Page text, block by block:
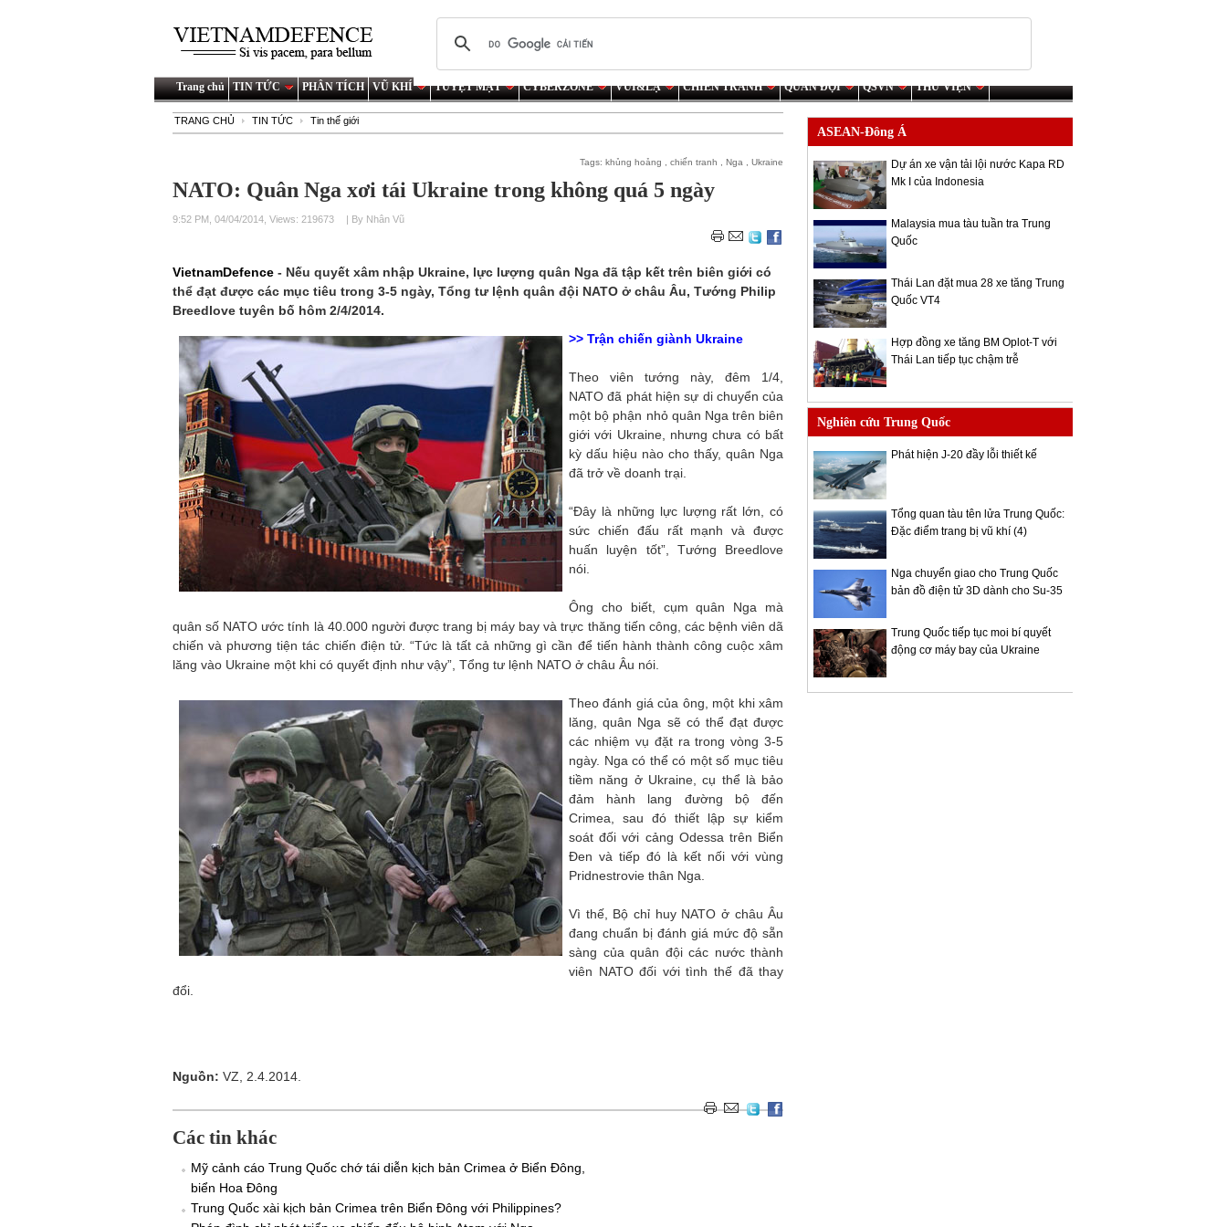
Trang chủ TIN TỨC PHÂN TÍCH VŨ KHÍ TUYỆT MẬT CYBERZONE VUI&LẠ CHIẾN TRANH QUÂN ĐỘI QSVN THƯ VIỆN
TRANG CHỦ TIN TỨC Tin thế giới
Tags:khủng hoảng ,chiến tranh ,Nga ,Ukraine
NATO: Quân Nga xơi tái Ukraine trong không quá 5 ngày
9:52 PM, 04/04/2014, Views: 219673 | By Nhân Vũ
VietnamDefence - Nếu quyết xâm nhập Ukraine, lực lượng quân Nga đã tập kết trên biên giới có
thể đạt được các mục tiêu trong 3-5 ngày, Tổng tư lệnh quân đội NATO ở châu Âu, Tướng Philip
Breedlove tuyên bố hôm 2/4/2014.
>> Trận chiến giành Ukraine
Theo viên tướng này, đêm 1/4,
NATO đã phát hiện sự di chuyển của
một bộ phận nhỏ quân Nga trên biên
giới với Ukraine, nhưng chưa có bất
kỳ dấu hiệu nào cho thấy, quân Nga
đã trở về doanh trại.
“Đây là những lực lượng rất lớn, có
sức chiến đấu rất mạnh và được
huấn luyện tốt”, Tướng Breedlove
nói.
Ông cho biết, cụm quân Nga mà
quân số NATO ước tính là 40.000 người được trang bị máy bay và trực thăng tiến công, các bệnh viên dã
chiến và phương tiện tác chiến điện tử. “Tức là tất cả những gì cần để tiến hành thành công cuộc xâm
lăng vào Ukraine một khi có quyết định như vậy”, Tổng tư lệnh NATO ở châu Âu nói.
Theo đánh giá của ông, một khi xâm
lăng, quân Nga sẽ có thể đạt được
các nhiệm vụ đặt ra trong vòng 3-5
ngày. Nga có thể có một số mục tiêu
tiềm năng ở Ukraine, cụ thể là bảo
đảm hành lang đường bộ đến
Crimea, sau đó thiết lập sự kiểm
soát đối với cảng Odessa trên Biển
Đen và tiếp đó là kết nối với vùng
Pridnestrovie thân Nga.
Vì thế, Bộ chỉ huy NATO ở châu Âu
đang chuẩn bị đánh giá mức độ sẵn
sàng của quân đội các nước thành
viên NATO đối với tình thế đã thay
đổi.
Nguồn: VZ, 2.4.2014.
Các tin khác
Mỹ cảnh cáo Trung Quốc chớ tái diễn kịch bản Crimea ở Biển Đông,
biển Hoa Đông
Trung Quốc xài kịch bản Crimea trên Biển Đông với Philippines?
ASEAN-Đông Á
Dự án xe vận tải lội nước Kapa RD
Mk I của Indonesia
Malaysia mua tàu tuần tra Trung
Quốc
Thái Lan đặt mua 28 xe tăng Trung
Quốc VT4
Hợp đồng xe tăng BM Oplot-T với
Thái Lan tiếp tục chậm trễ
Nghiên cứu Trung Quốc
Phát hiện J-20 đầy lỗi thiết kế
Tổng quan tàu tên lửa Trung Quốc:
Đặc điểm trang bị vũ khí (4)
Nga chuyển giao cho Trung Quốc
bản đồ điện tử 3D dành cho Su-35
Trung Quốc tiếp tục moi bí quyết
động cơ máy bay của Ukraine